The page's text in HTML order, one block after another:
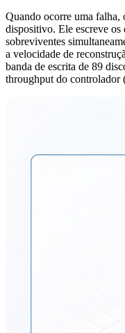
Quando ocorre uma falha,
dispositivo. Ele escreve os
sobreviventes
a velocidade de
banda de escrita de 89
throughput do